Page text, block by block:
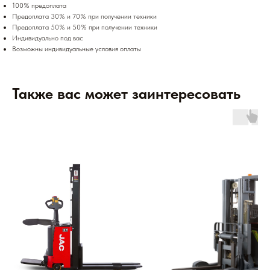
100% предоплата
Предоплата 30% и 70% при получении техники
Предоплата 50% и 50% при получении техники
Индивидуально под вас
Возможны индивидуальные условия оплаты
Также вас может заинтересовать